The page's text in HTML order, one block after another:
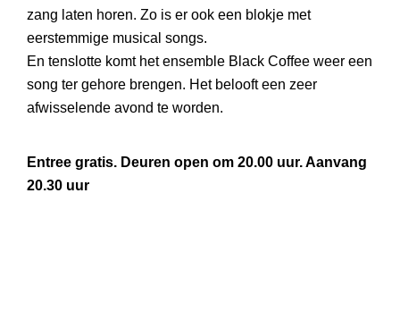
zang laten horen. Zo is er ook een blokje met
eerstemmige musical songs.
En tenslotte komt het ensemble Black Coffee weer een
song ter gehore brengen. Het belooft een zeer
afwisselende avond te worden.
Entree gratis. Deuren open om 20.00 uur. Aanvang
20.30 uur